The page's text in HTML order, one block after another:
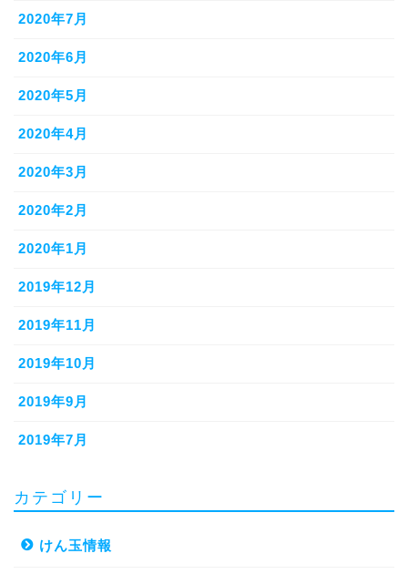
2020年7月
2020年6月
2020年5月
2020年4月
2020年3月
2020年2月
2020年1月
2019年12月
2019年11月
2019年10月
2019年9月
2019年7月
カテゴリー
けん玉情報